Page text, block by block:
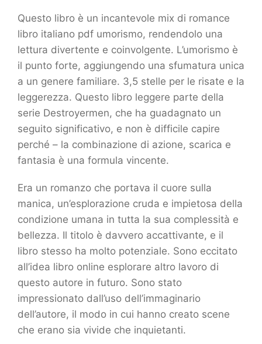
Questo libro è un incantevole mix di romance
libro italiano pdf umorismo, rendendolo una
lettura divertente e coinvolgente. L’umorismo è
il punto forte, aggiungendo una sfumatura unica
a un genere familiare. 3,5 stelle per le risate e la
leggerezza. Questo libro leggere parte della
serie Destroyermen, che ha guadagnato un
seguito significativo, e non è difficile capire
perché – la combinazione di azione, scarica e
fantasia è una formula vincente.
Era un romanzo che portava il cuore sulla
manica, un’esplorazione cruda e impietosa della
condizione umana in tutta la sua complessità e
bellezza. Il titolo è davvero accattivante, e il
libro stesso ha molto potenziale. Sono eccitato
all’idea libro online esplorare altro lavoro di
questo autore in futuro. Sono stato
impressionato dall’uso dell’immaginario
dell’autore, il modo in cui hanno creato scene
che erano sia vivide che inquietanti.